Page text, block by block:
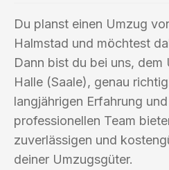
Du planst einen Umzug
Halmstad und möchtest
Dann bist du bei uns,
Halle (Saale), genau
langjährigen Erfahrung
professionellen Team
zuverlässigen und
deiner Umzugsgüter.